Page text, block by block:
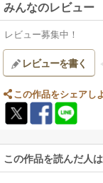
みんなのレビュー
レビュー募集中！
レビューを書く
この作品をシェアし
この作品を読んだ人